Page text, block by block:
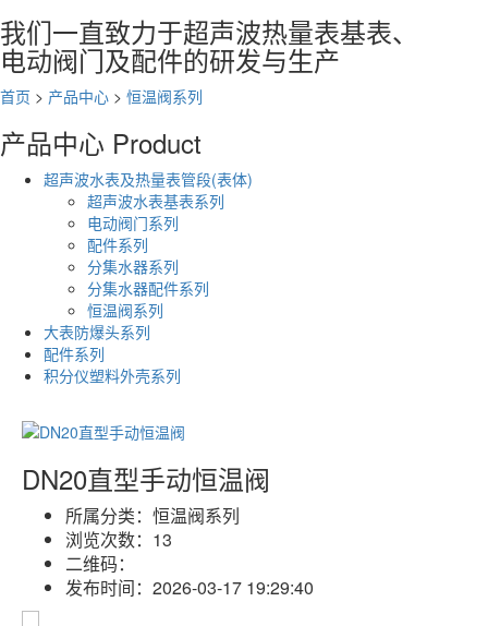
我们一直致力于超声波热量表基表、
电动阀门及配件的研发与生产
首页 > 产品中心 > 恒温阀系列
产品中心 Product
超声波水表及热量表管段(表体)
超声波水表基表系列
电动阀门系列
配件系列
分集水器系列
分集水器配件系列
恒温阀系列
大表防爆头系列
配件系列
积分仪塑料外壳系列
DN20直型手动恒温阀
所属分类： 恒温阀系列
浏览次数： 13
二维码：
发布时间： 2026-03-17 19:29:40